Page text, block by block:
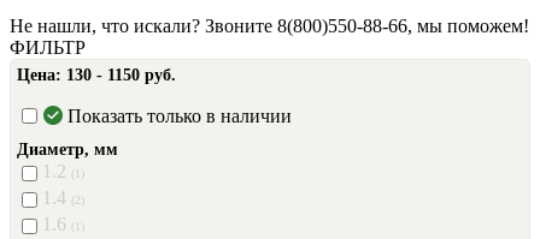
Не нашли, что искали? Звоните 8(800)550-88-66, мы поможем!
ФИЛЬТР
Цена: 130 - 1150 руб.
Показать только в наличии
Диаметр, мм
1.2 (1)
1.4 (2)
1.6 (1)